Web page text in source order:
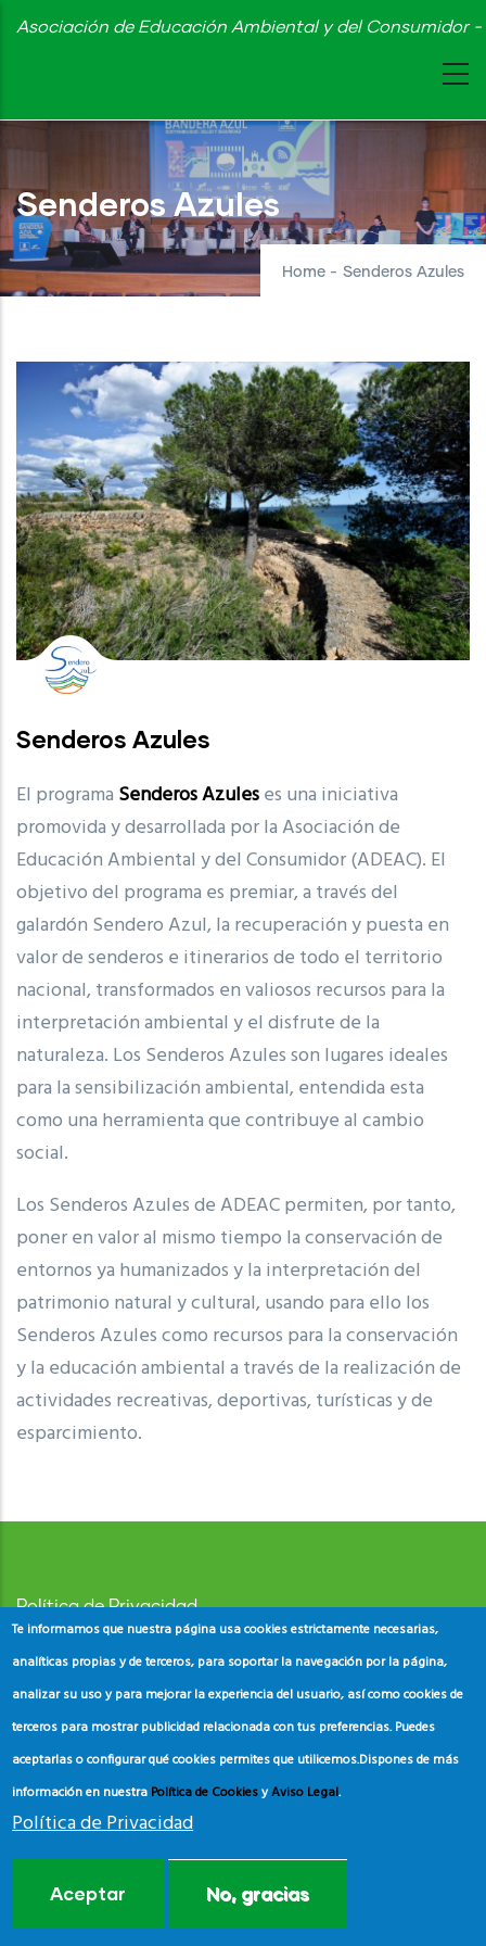
Skip
content
Asociación de Educación Ambiental y del Consumidor
Senderos Azules
Home - Senderos Azules
Senderos Azules
El programa Senderos Azuleses una iniciativa
promovida y desarrollada por la Asociación de
Educación Ambiental y del Consumidor (ADEAC). El
objetivo del programa es premiar, a través del
galardón Sendero Azul, la recuperación y puesta en
valor de senderos e itinerarios de todo el territorio
nacional, transformados en valiosos recursos para la
interpretación ambiental y el disfrute de la
naturaleza. Los Senderos Azules son lugares ideales
para la sensibilización ambiental, entendida esta
como una herramienta que contribuye al cambio
social.
Los Senderos Azules de ADEAC permiten, por tanto,
poner en valor al mismo tiempo la conservación de
entornos ya humanizados y la interpretación del
patrimonio natural y cultural, usando para ello los
Senderos Azules como recursos para la conservación
y la educación ambiental a través de la realización de
actividades recreativas, deportivas, turísticas y de
esparcimiento.
Política de Privacidad
Aviso Legal
Política de Cookies
Te informamos que nuestra página usa cookies estrictamente necesarias,
analíticas propias y de terceros, para soportar la navegación por la página,
analizar su uso y para mejorar la experiencia del usuario, así como cookies de
terceros para mostrar publicidad relacionada con tus preferencias. Puedes
aceptarlas o configurar qué cookies permites que utilicemos.Dispones de más
información en nuestra Política de CookiesyAviso Legal.
Política de Privacidad
Aceptar No, gracias